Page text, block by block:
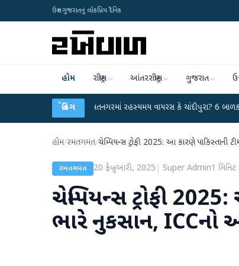
ઉત્તર ગુજરાતનું લોકપ્રિય દૈનિક
હોમ રાષ્ટ્રીય આંતરરાષ્ટ્રીય ગુજરાત
બ્રેકિંગ
હિંમતનગરમાં રહસ્યમય વાયરસ કે ચાંદીપુરા? 6 બાળકોના મોતથી
હોમ/રમતગમત/ચેમ્પિયન્સ ટ્રોફી 2025: આ કારણે પાકિસ્તાની
રમતગમત 20 ફેબ્રુઆરી, 2025 Super Admin1
ચેમ્પિયન્સ ટ્રોફી
ભારે નુકસાન, ICCનો